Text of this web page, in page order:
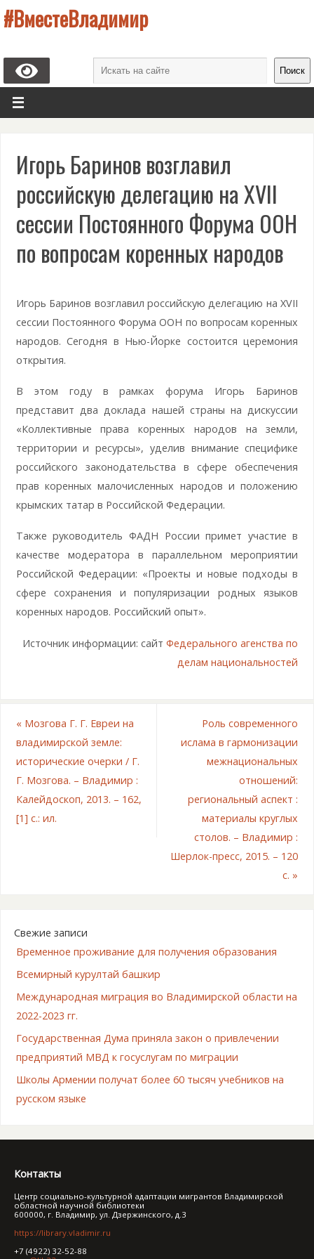
#ВместеВладимир
Поиск
Игорь Баринов возглавил
российскую делегацию на XVII
сессии Постоянного Форума ООН
по вопросам коренных народов
Игорь Баринов возглавил российскую делегацию на XVII
сессии Постоянного Форума ООН по вопросам коренных
народов. Сегодня в Нью-Йорке состоится церемония
открытия.
В этом году в рамках форума Игорь Баринов
представит два доклада нашей страны на дискуссии
«Коллективные права коренных народов на земли,
территории и ресурсы», уделив внимание специфике
российского законодательства в сфере обеспечения
прав коренных малочисленных народов и положению
крымских татар в Российской Федерации.
Также руководитель ФАДН России примет участие в
качестве модератора в параллельном мероприятии
Российской Федерации: «Проекты и новые подходы в
сфере сохранения и популяризации родных языков
коренных народов. Российский опыт».
Источник информации: сайтФедерального агенства по
делам национальностей
« Мозгова Г. Г. Евреи на
владимирской земле:
исторические очерки / Г.
Г. Мозгова. – Владимир :
Калейдоскоп, 2013. – 162,
[1] с.: ил.
Роль современного
ислама в гармонизации
межнациональных
отношений:
региональный аспект :
материалы круглых
столов. – Владимир :
Шерлок-пресс, 2015. – 120
с. »
Свежие записи
Временное проживание для получения образования
Всемирный курултай башкир
Международная миграция во Владимирской области на
2022-2023 гг.
Государственная Дума приняла закон о привлечении
предприятий МВД к госуслугам по миграции
Школы Армении получат более 60 тысяч учебников на
русском языке
Контакты
Центр социально-культурной адаптации мигрантов Владимирской
областной научной библиотеки
600000, г. Владимир, ул. Дзержинского, д.3
https://library.vladimir.ru
+7 (4922) 32-52-88